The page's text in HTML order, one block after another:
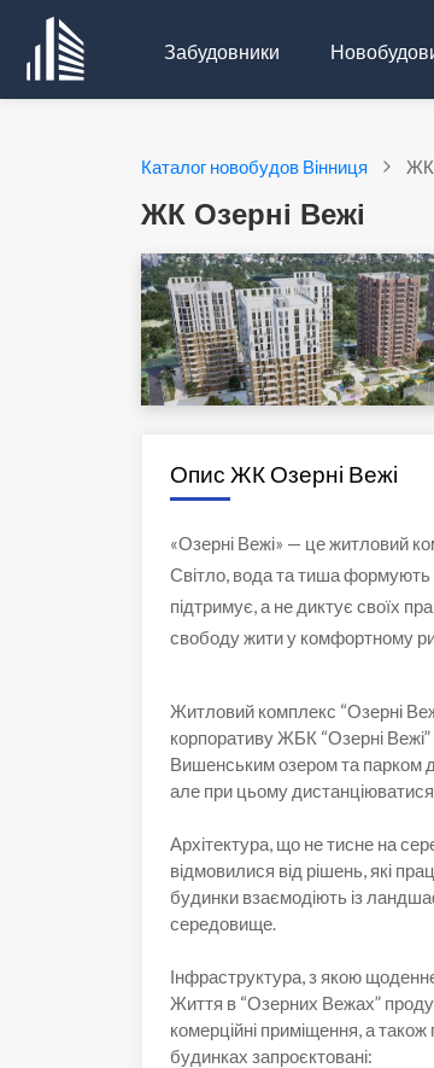
Забудовники
Каталог новобудов Вінниця ЖК
ЖК Озерні Вежі
Опис ЖК Озерні Вежі
«Озерні Вежі» — це житловий
Світло, вода та тиша формують
підтримує, а не диктує своїх
свободу жити у комфортному
Житловий комплекс “Озерні
корпоративу ЖБК “Озерні
Вишенським озером та парком
але при цьому
Архітектура, що не тисне на
відмовилися від рішень, які
будинки взаємодіють із
середовище.
Інфраструктура, з якою
Життя в “Озерних Вежах”
комерційні приміщення, а також
будинках запроєктовані: